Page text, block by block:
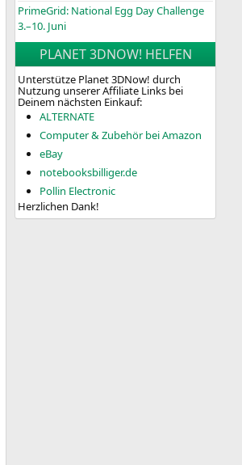
PrimeGrid: National Egg Day Challenge
3.–10. Juni
PLANET 3DNOW! HELFEN
Unterstütze Planet 3DNow! durch
Nutzung unserer Affiliate Links bei
Deinem nächsten Einkauf:
ALTERNATE
Computer & Zubehör bei Amazon
eBay
notebooksbilliger.de
Pollin Electronic
Herzlichen Dank!